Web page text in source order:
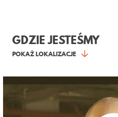
GDZIE JESTEŚMY
POKAŻ LOKALIZACJE